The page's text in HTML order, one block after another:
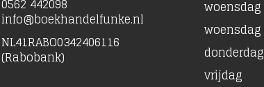
0562 442098
info@boekhandelfunke.nl
NL41RABO0342406116
(Rabobank)
woensdag
woensdag
donderdag
vrijdag